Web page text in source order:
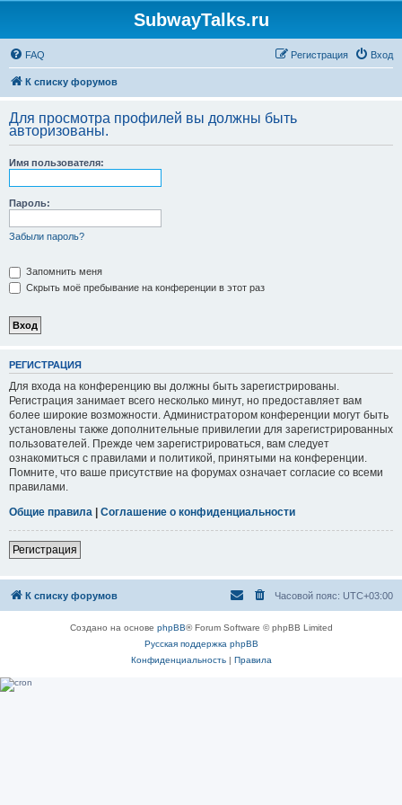
SubwayTalks.ru
FAQ Вход
Регистрация
К списку форумов
Для просмотра профилей вы должны быть
авторизованы.
Имя пользователя:
Пароль:
Забыли пароль?
Запомнить меня
Скрыть моё пребывание на конференции в этот раз
РЕГИСТРАЦИЯ
Для входа на конференцию вы должны быть зарегистрированы.
Регистрация занимает всего несколько минут, но предоставляет вам
более широкие возможности. Администратором конференции могут быть
установлены также дополнительные привилегии для зарегистрированных
пользователей. Прежде чем зарегистрироваться, вам следует
ознакомиться с правилами и политикой, принятыми на конференции.
Помните, что ваше присутствие на форумах означает согласие со всеми
правилами.
Общие правила | Соглашение о конфиденциальности
Регистрация
К списку форумов Часовой пояс: UTC+03:00
Создано на основе phpBB® Forum Software © phpBB Limited
Русская поддержка phpBB
Конфиденциальность| Правила